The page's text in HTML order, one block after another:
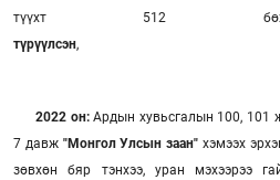
түүхт 512
түрүүлсэн
2022 он:Ардын хувьсгалын 100, 101
7 давж "Монгол Улсын заан" хэмээх
зөвхөн бяр тэнхээ, уран мэхээрээ